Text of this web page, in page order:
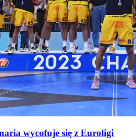
wycofuje się z Euroligi